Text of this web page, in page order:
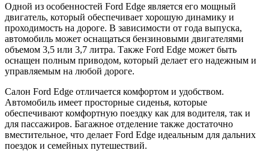
Одной из особенностей Ford Edge является его мощный
двигатель, который обеспечивает хорошую динамику и
проходимость на дороге. В зависимости от года выпуска,
автомобиль может оснащаться бензиновыми двигателями
объемом 3,5 или 3,7 литра. Также Ford Edge может быть
оснащен полным приводом, который делает его надежным и
управляемым на любой дороге.
Салон Ford Edge отличается комфортом и удобством.
Автомобиль имеет просторные сиденья, которые
обеспечивают комфортную поездку как для водителя, так и
для пассажиров. Багажное отделение также достаточно
вместительное, что делает Ford Edge идеальным для дальних
поездок и семейных путешествий.